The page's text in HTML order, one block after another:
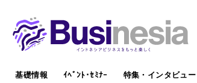
基礎情報 ｲﾍﾞﾝﾄ･ｾﾐﾅｰ 特集・インタビュー